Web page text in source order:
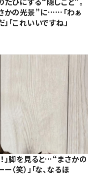
かの光景”に……「わぁ
「これいいですね」
」脚を見ると…“まさかの
笑）」「な、なるほ